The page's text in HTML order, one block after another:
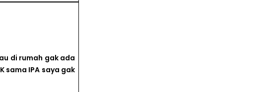
di rumah gak ada
sama IPA saya gak